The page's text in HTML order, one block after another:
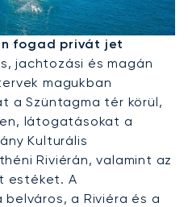
Athénba
fogad privát jet
jachtozási és magán
magukban
a Szüntagma tér körül,
látogatásokat a
Kulturális
Riviérán, valamint az
estéket. A
a Riviéra és a